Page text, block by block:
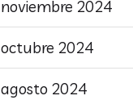
noviembre 2024
octubre 2024
agosto 2024